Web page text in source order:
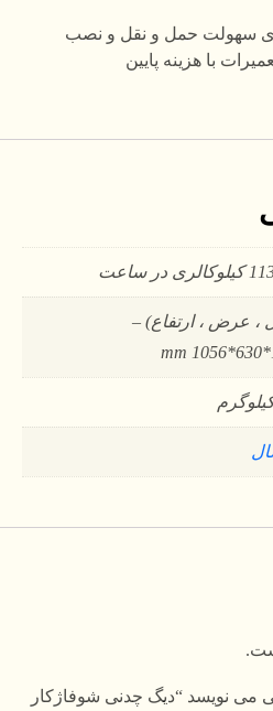
سهولت حمل و نقل و نصب
با هزینه پایین
در ساعت
، عرض ، ارتفاع) –
می نویسد “دیگ چدنی شوفاژکار